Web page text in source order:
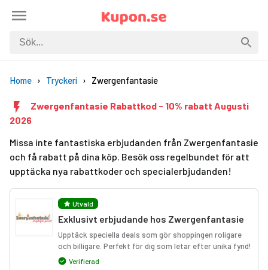
Home Tryckeri Zwergenfantasie
Zwergenfantasie Rabattkod - 10% rabatt Augusti
2026
Missa inte fantastiska erbjudanden från Zwergenfantasie
och få rabatt på dina köp. Besök oss regelbundet för att
upptäcka nya rabattkoder och specialerbjudanden!
Utvald
Exklusivt erbjudande hos Zwergenfantasie
Upptäck speciella deals som gör shoppingen roligare
och billigare. Perfekt för dig som letar efter unika fynd!
Verifierad